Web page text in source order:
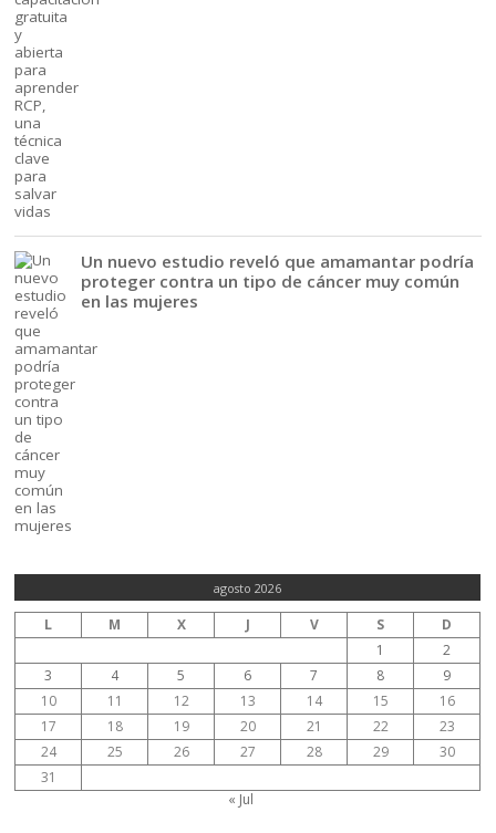
Un nuevo estudio reveló que amamantar podría
proteger contra un tipo de cáncer muy común
en las mujeres
agosto 2026
L M X J V S
D
1
2
3
4 5 6 7 8
9
10
11 12 13 14 15
16
17
18 19 20 21 22
23
24
25 26 27 28 29
30
31
« Jul